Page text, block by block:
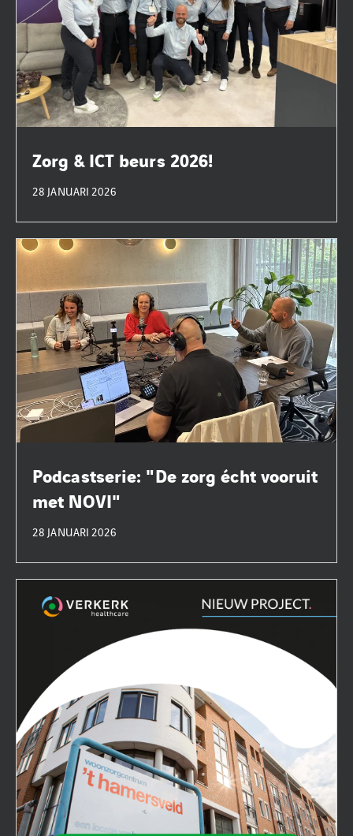
Zorg & ICT beurs 2026!
28 JANUARI 2026
Podcastserie: "De zorg écht vooruit
met NOVI"
28 JANUARI 2026